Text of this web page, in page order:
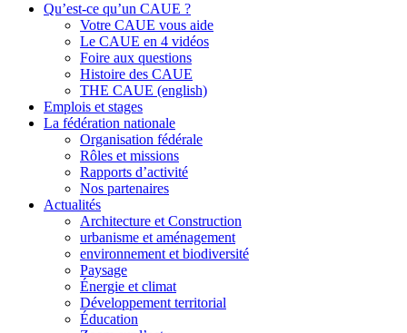
Qu’est-ce qu’un CAUE ?
Votre CAUE vous aide
Le CAUE en 4 vidéos
Foire aux questions
Histoire des CAUE
THE CAUE (english)
Emplois et stages
La fédération nationale
Organisation fédérale
Rôles et missions
Rapports d’activité
Nos partenaires
Actualités
Architecture et Construction
urbanisme et aménagement
environnement et biodiversité
Paysage
Énergie et climat
Développement territorial
Éducation